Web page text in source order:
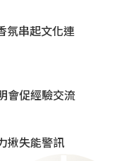
氛串起文化連
會促經驗交流
揪失能警訊